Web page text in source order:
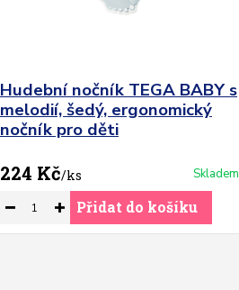
Hudební nočník TEGA BABY s
melodií, šedý, ergonomický
nočník pro děti
224 Kč/ks Skladem
Přidat do košíku